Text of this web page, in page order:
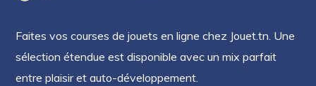
Faites vos courses de jouets en ligne chez Jouet.tn. Une
sélection étendue est disponible avec un mix parfait
entre plaisir et auto-développement.